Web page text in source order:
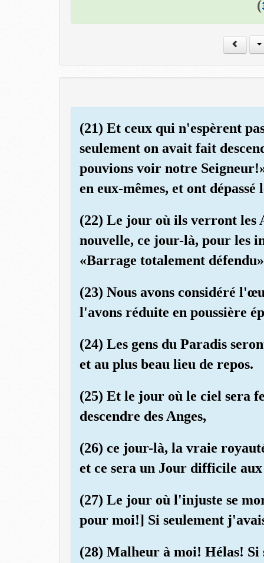
)
(21) Et ceux qui n'espèrent
seulement on avait fait
pouvions voir notre
en eux-mêmes, et ont
(22) Le jour où ils verront les
nouvelle, ce jour-là, pour les
«Barrage totalement
(23) Nous avons considéré
l'avons réduite en poussière
(24) Les gens du Paradis
et au plus beau lieu de repos.
(25) Et le jour où le ciel sera
descendre des Anges,
(26) ce jour-là, la vraie
et ce sera un Jour difficile
(27) Le jour où l'injuste se
pour moi!] Si seulement
(28) Malheur à moi! Hélas! Si